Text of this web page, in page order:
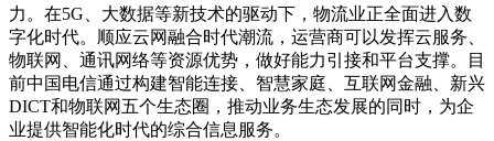
力。在5G、大数据等新技术的驱动下，物流业正全面进入数
字化时代。顺应云网融合时代潮流，运营商可以发挥云服务、
物联网、通讯网络等资源优势，做好能力引接和平台支撑。目
前中国电信通过构建智能连接、智慧家庭、互联网金融、新兴
DICT和物联网五个生态圈，推动业务生态发展的同时，为企
业提供智能化时代的综合信息服务。